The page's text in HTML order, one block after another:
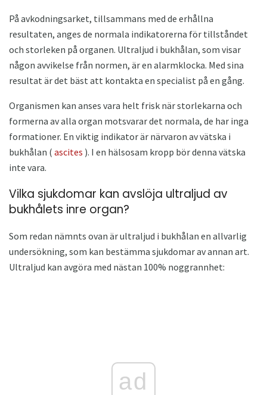
På avkodningsarket, tillsammans med de erhållna
resultaten, anges de normala indikatorerna för tillståndet
och storleken på organen. Ultraljud i bukhålan, som visar
någon avvikelse från normen, är en alarmklocka. Med sina
resultat är det bäst att kontakta en specialist på en gång.
Organismen kan anses vara helt frisk när storlekarna och
formerna av alla organ motsvarar det normala, de har inga
formationer. En viktig indikator är närvaron av vätska i
bukhålan ( ascites ). I en hälsosam kropp bör denna vätska
inte vara.
Vilka sjukdomar kan avslöja ultraljud av
bukhålets inre organ?
Som redan nämnts ovan är ultraljud i bukhålan en allvarlig
undersökning, som kan bestämma sjukdomar av annan art.
Ultraljud kan avgöra med nästan 100% noggrannhet:
ad